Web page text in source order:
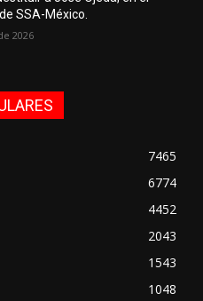
SSA-México.
2026
7465
6774
4452
2043
1543
1048